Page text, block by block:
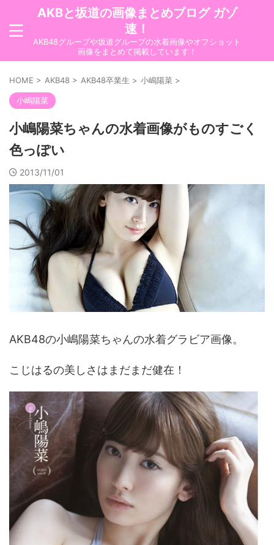
AKBと坂道の画像まとめブログ ガゾ
速！
AKB48グループや坂道グループの水着画像やオフショット
画像をまとめて掲載しています！
HOME > AKB48 > AKB48卒業生 > 小嶋陽菜 >
小嶋陽菜
小嶋陽菜ちゃんの水着画像がものすごく
色っぽい
2013/11/01
AKB48の小嶋陽菜ちゃんの水着グラビア画像。
こじはるの美しさはまだまだ健在！